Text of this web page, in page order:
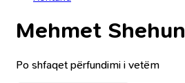
Mehmet Shehun
Po shfaqet përfundimi i vetëm